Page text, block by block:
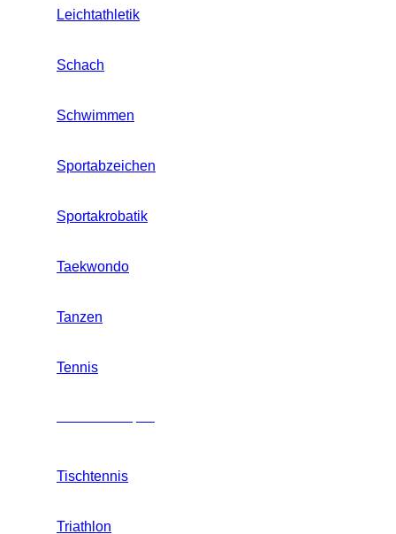
Leichtathletik
Schach
Schwimmen
Sportabzeichen
Sportakrobatik
Taekwondo
Tanzen
Tennis
Tischtennis
Triathlon